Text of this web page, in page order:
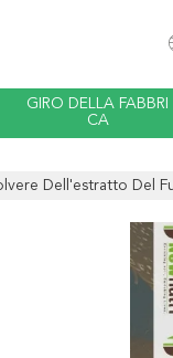
GIRO DELLA FABBRI
CA
Dell'estratto Del